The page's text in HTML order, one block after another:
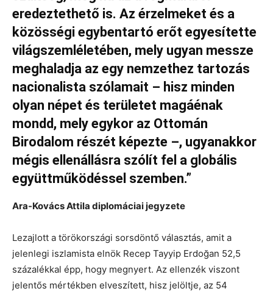
eredeztethető is. Az érzelmeket és a
közösségi egybentartó erőt egyesítette
világszemléletében, mely ugyan messze
meghaladja az egy nemzethez tartozás
nacionalista szólamait – hisz minden
olyan népet és területet magáénak
mondd, mely egykor az Ottomán
Birodalom részét képezte –, ugyanakkor
mégis ellenállásra szólít fel a globális
együttműködéssel szemben.”
Ara-Kovács Attila diplomáciai jegyzete
Lezajlott a törökországi sorsdöntő választás, amit a
jelenlegi iszlamista elnök Recep Tayyip Erdoğan 52,5
százalékkal épp, hogy megnyert. Az ellenzék viszont
jelentős mértékben elveszített, hisz jelöltje, az 54